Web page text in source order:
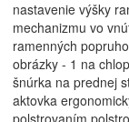
nastavenie výšky
mechanizmu vo
ramenných
obrázky - 1 na
šnúrka na prednej
aktovka
polstrovaním